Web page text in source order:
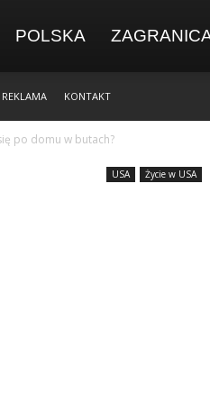
POLSKA
REKLAMA KONTAKT
po domu w butach?
USA Życie w USA